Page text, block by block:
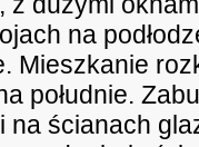
na
Mieszkanie
południe.
na ścianach